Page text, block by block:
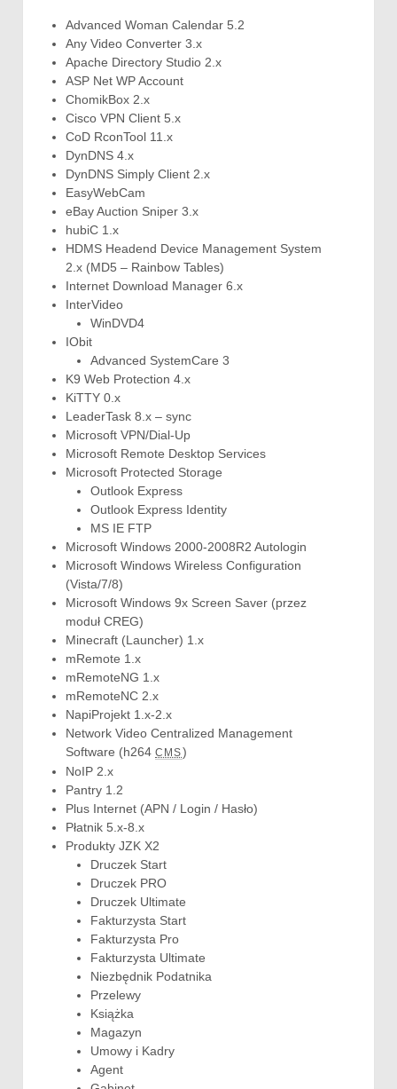
Advanced Woman Calendar 5.2
Any Video Converter 3.x
Apache Directory Studio 2.x
ASP Net WP Account
ChomikBox 2.x
Cisco VPN Client 5.x
CoD RconTool 11.x
DynDNS 4.x
DynDNS Simply Client 2.x
EasyWebCam
eBay Auction Sniper 3.x
hubiC 1.x
HDMS Headend Device Management System
2.x (MD5 – Rainbow Tables)
Internet Download Manager 6.x
InterVideo
WinDVD4
IObit
Advanced SystemCare 3
K9 Web Protection 4.x
KiTTY 0.x
LeaderTask 8.x – sync
Microsoft VPN/Dial-Up
Microsoft Remote Desktop Services
Microsoft Protected Storage
Outlook Express
Outlook Express Identity
MS IE FTP
Microsoft Windows 2000-2008R2 Autologin
Microsoft Windows Wireless Configuration
(Vista/7/8)
Microsoft Windows 9x Screen Saver (przez
moduł CREG)
Minecraft (Launcher) 1.x
mRemote 1.x
mRemoteNG 1.x
mRemoteNC 2.x
NapiProjekt 1.x-2.x
Network Video Centralized Management
Software (h264 CMS)
NoIP 2.x
Pantry 1.2
Plus Internet (APN / Login / Hasło)
Płatnik 5.x-8.x
Produkty JZK X2
Druczek Start
Druczek PRO
Druczek Ultimate
Fakturzysta Start
Fakturzysta Pro
Fakturzysta Ultimate
Niezbędnik Podatnika
Przelewy
Książka
Magazyn
Umowy i Kadry
Agent